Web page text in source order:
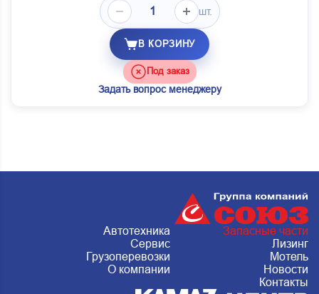
шт.
В КОРЗИНУ
Под заказ
Задать вопрос менеджеру
Автотехника
Запасные части
Сервис
Лизинг
Грузоперевозки
Мотель
О компании
Новости
Контакты